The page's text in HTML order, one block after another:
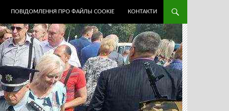
ПОВІДОМЛЕННЯ ПРО ФАЙЛЫ COOKIE КОНТАКТИ